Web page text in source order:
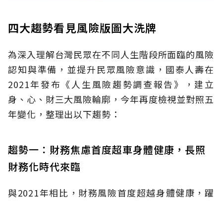
四大趨勢看見風險版圖大洗牌
為深入理解台灣民眾在不同人生階段所面臨的風險
認知與準備，並提升民眾風險意識，國泰人壽在
2021年發布《人生風險趨勢調查報告》，建立
身、心、財三大風險輪廓，今年再度檢視並對照五
年變化，整理出以下趨勢：
趨勢一：財務焦慮首度超車身體健康，長照
財務化時代來臨
與2021年相比，財務風險首度超越身體健康，躍